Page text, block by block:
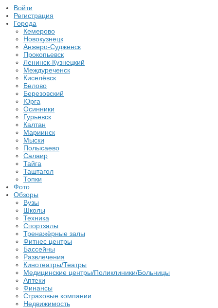
Войти
Регистрация
Города
Кемерово
Новокузнецк
Анжеро-Судженск
Прокопьевск
Ленинск-Кузнецкий
Междуреченск
Киселёвск
Белово
Березовский
Юрга
Осинники
Гурьевск
Калтан
Мариинск
Мыски
Полысаево
Салаир
Тайга
Таштагол
Топки
Фото
Обзоры
Вузы
Школы
Техника
Спортзалы
Тренажёрные залы
Фитнес центры
Бассейны
Развлечения
Кинотеатры/Театры
Медицинские центры/Поликлиники/Больницы
Аптеки
Финансы
Страховые компании
Недвижимость